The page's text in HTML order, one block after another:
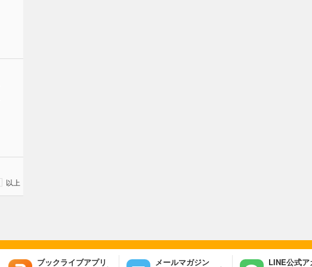
以上
ブックライブアプリ メールマガジン LINE公式ア